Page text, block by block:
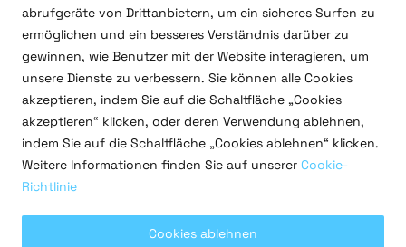
F&E-Projekte
Rechtliches
Cookie-Richtlinien
abrufgeräte von Drittanbietern, um ein sicheres Surfen zu
ermöglichen und ein besseres Verständnis darüber zu
gewinnen, wie Benutzer mit der Website interagieren, um
unsere Dienste zu verbessern. Sie können alle Cookies
akzeptieren, indem Sie auf die Schaltfläche „Cookies
akzeptieren“ klicken, oder deren Verwendung ablehnen,
indem Sie auf die Schaltfläche „Cookies ablehnen“ klicken.
Weitere Informationen finden Sie auf unserer Cookie-
Richtlinie
Cookies ablehnen